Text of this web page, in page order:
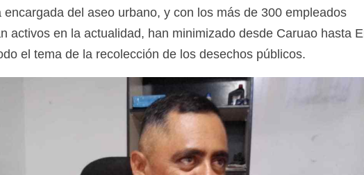
encargada del aseo urbano, y con los más de 300 empleados
activos en la actualidad, han minimizado desde Caruao hasta El
el tema de la recolección de los desechos públicos.